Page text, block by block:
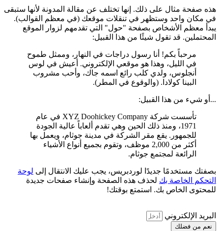
هذه صفحة مثال على ذلك. إنها تختلف عن مقالة المدونة لأنها ستبقى
في مكان واحد وستظهر في تنقلات موقعك (في معظم القوالب).
يبدأ معظم الأشخاص بصفحة "حول" التي تقدمهم لزوار الموقع
المحتملين. قد تقول شيئًا من هذا القبيل:
مرحباً بكم! أنا رسول دراجات في النهار، وممثل طموح
في الليل، وهذا هو موقعي الإلكتروني. أعيش في لوس
أنجلوس، ولدي كلب رائع اسمه جاك، وأحب مشروب
البينا كولادا. (والوقوع في المطر).
...أو شيء من هذا القبيل:
تأسست شركة XYZ Doohickey Company في عام
1971، ومنذ ذلك الحين وهي تقدم ألعاباً عالية الجودة
للجمهور. يقع مقر الشركة في مدينة جوثام، ويعمل بها
أكثر من 2,000 موظف، وتقوم بجميع أنواع الأشياء
الرائعة لمجتمع جوثام.
بصفتك مستخدمًا جديدًا لوردبريس، يجب عليك الانتقال إلى لوحة
التحكم الخاصة بكلحذف هذه الصفحة وإنشاء صفحات جديدة
للمحتوى الخاص بك. استمتع بوقتك!
البريد الإلكتروني
نعم من فضلك